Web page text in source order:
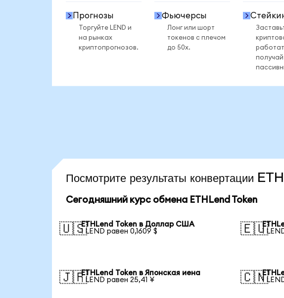
Прогнозы
Торгуйте LEND и
на рынках
криптопрогнозов.
Фьючерсы
Лонг или шорт
токенов с плечом
до 50x.
Посмотрите результаты конвертации
Сегодняшний курс обмена ETHLend Token
🇺🇸ETHLend Token в Доллар США
1 LEND равен 0,1609 $
🇪🇺
1
🇯🇵ETHLend Token в Японская иена
1 LEND равен 25,41 ¥
🇨🇳
1